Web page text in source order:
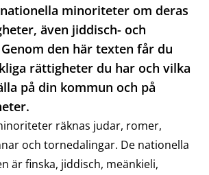
minoriteter om deras
även jiddisch- och
den här texten får du
rättigheter du har och vilka
på din kommun och på
räknas judar, romer,
och tornedalingar. De nationella
är finska, jiddisch, meänkieli,